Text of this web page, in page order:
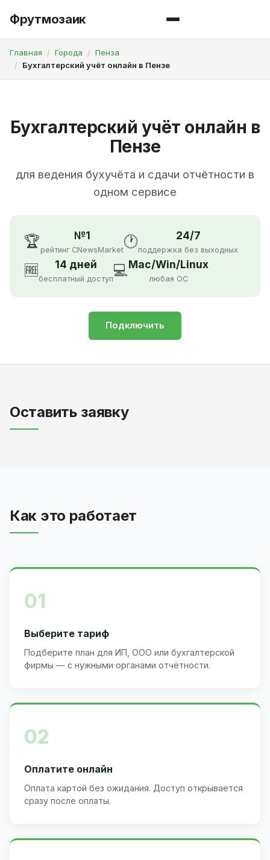
Фрутмозаик
Главная Города
Пенза
Бухгалтерский учёт онлайн в Пензе
Бухгалтерский учёт онлайн в
Пензе
для ведения бухучёта и сдачи отчётности в
одном сервисе
🏆 №1
рейтинг CNewsMarket🕐 24/7
поддержка без выходных
🆓 14 дней
бесплатный доступ💻Mac/Win/Linux
любая ОС
Подключить
Оставить заявку
Как это работает
01
Выберите тариф
Подберите план для ИП, ООО или бухгалтерской
фирмы — с нужными органами отчётности.
02
Оплатите онлайн
Оплата картой без ожидания. Доступ открывается
сразу после оплаты.